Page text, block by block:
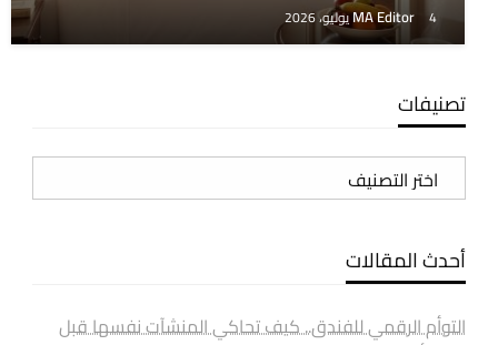
MA Editor 4 يوليو، 2026
تصنيفات
تصنيفات
أحدث المقالات
التوأم الرقمي للفندق.. كيف تحاكي المنشآت نفسها قبل